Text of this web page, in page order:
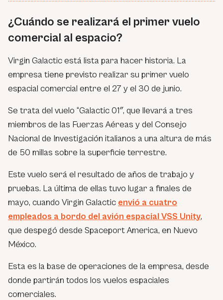
¿Cuándo se realizará el primer vuelo
comercial al espacio?
Virgin Galactic está lista para hacer historia. La
empresa tiene previsto realizar su primer vuelo
espacial comercial entre el 27 y el 30 de junio.
Se trata del vuelo “Galactic 01″, que llevará a tres
miembros de las Fuerzas Aéreas y del Consejo
Nacional de Investigación italianos a una altura de más
de 50 millas sobre la superficie terrestre.
Este vuelo será el resultado de años de trabajo y
pruebas. La última de ellas tuvo lugar a finales de
mayo, cuando Virgin Galactic envió a cuatro
empleados a bordo del avión espacial VSS Unity,
que despegó desde Spaceport America, en Nuevo
México.
Esta es la base de operaciones de la empresa, desde
donde partirán todos los vuelos espaciales
comerciales.